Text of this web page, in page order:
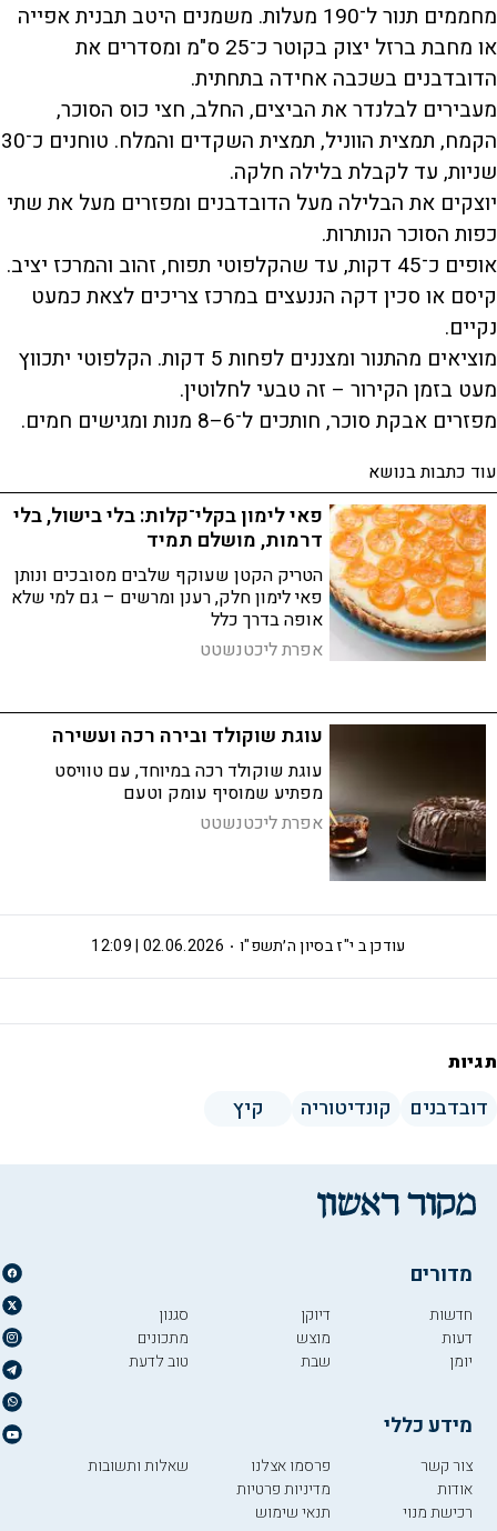
מחממים תנור ל־190 מעלות. משמנים היטב תבנית אפייה
או מחבת ברזל יצוק בקוטר כ־25 ס"מ ומסדרים את
הדובדבנים בשכבה אחידה בתחתית.
מעבירים לבלנדר את הביצים, החלב, חצי כוס הסוכר,
הקמח, תמצית הווניל, תמצית השקדים והמלח. טוחנים כ־30
שניות, עד לקבלת בלילה חלקה.
יוצקים את הבלילה מעל הדובדבנים ומפזרים מעל את שתי
כפות הסוכר הנותרות.
אופים כ־45 דקות, עד שהקלפוטי תפוח, זהוב והמרכז יציב.
קיסם או סכין דקה הננעצים במרכז צריכים לצאת כמעט
נקיים.
מוציאים מהתנור ומצננים לפחות 5 דקות. הקלפוטי יתכווץ
מעט בזמן הקירור – זה טבעי לחלוטין.
מפזרים אבקת סוכר, חותכים ל־6–8 מנות ומגישים חמים.
עוד כתבות בנושא
פאי לימון בקלי־קלות: בלי בישול, בלי
דרמות, מושלם תמיד
הטריק הקטן שעוקף שלבים מסובכים ונותן
פאי לימון חלק, רענן ומרשים – גם למי שלא
אופה בדרך כלל
אפרת ליכטנשטט
עוגת שוקולד ובירה רכה ועשירה
עוגת שוקולד רכה במיוחד, עם טוויסט
מפתיע שמוסיף עומק וטעם
אפרת ליכטנשטט
י"ז בסיון ה׳תשפ"ו 02.06.2026 | 12:09 עודכן ב
תגיות
דובדבנים קונדיטוריה קיץ
מדורים
חדשות
דעות
יומן
דיוקן
מוצש
שבת
סגנון
מתכונים
טוב לדעת
מידע כללי
צור קשר
אודות
רכישת מנוי
פרסמו אצלנו
מדיניות פרטיות
תנאי שימוש
שאלות ותשובות